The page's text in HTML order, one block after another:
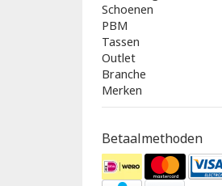
Schoenen
PBM
Tassen
Outlet
Branche
Merken
Betaalmethoden